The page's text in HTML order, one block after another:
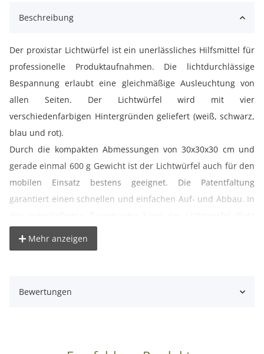
Beschreibung
Der proxistar Lichtwürfel ist ein unerlässliches Hilfsmittel für
professionelle Produktaufnahmen. Die lichtdurchlässige
Bespannung erlaubt eine gleichmäßige Ausleuchtung von
allen Seiten. Der Lichtwürfel wird mit vier
verschiedenfarbigen Hintergründen geliefert (weiß, schwarz,
blau und rot).
Durch die kompakten Abmessungen von 30x30x30 cm und
gerade einmal 600 g Gewicht ist der Lichtwürfel auch für den
mobilen Einsatz bestens geeignet. Die Patentfaltung
garantiert einen schnellen und einfachen Auf- und Abbau. In
Cover des Lichtwürfels kann schnell und einfach durch den
wird eine absolut spiegelungsfreie Aufnahme garantiert.
Mehr anzeigen
Bewertungen